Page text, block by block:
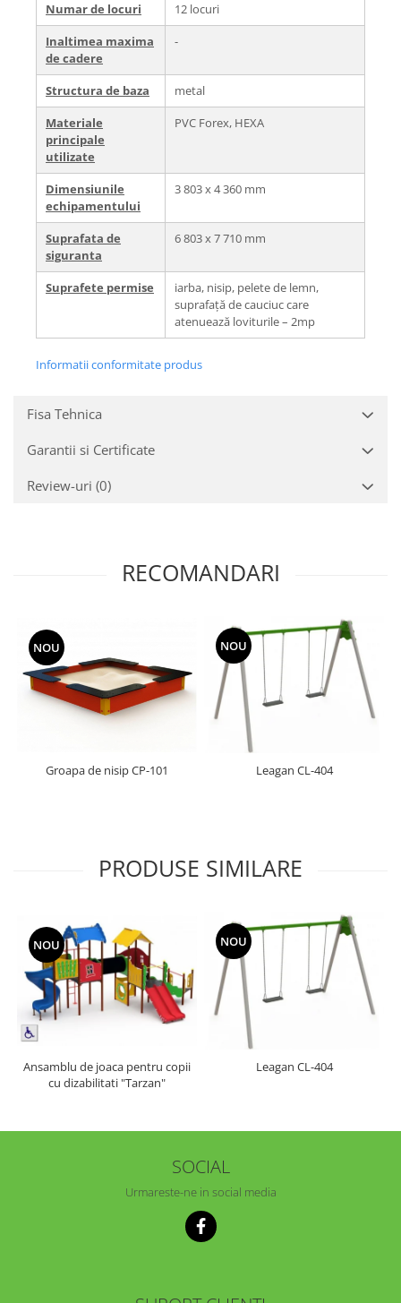
Numar de locuri
12 locuri
Inaltimea maxima
de cadere
-
Structura de baza
metal
Materiale
principale
utilizate
PVC Forex, HEXA
Dimensiunile
echipamentului
3 803 x 4 360 mm
Suprafata de
siguranta
6 803 x 7 710 mm
Suprafete permise
iarba, nisip, pelete de lemn,
suprafață de cauciuc care
atenuează loviturile – 2mp
Informatii conformitate produs
Fisa Tehnica
Garantii si Certificate
Review-uri (0)
RECOMANDARI
NOU
Groapa de nisip CP-101
NOU
Leagan CL-404
PRODUSE SIMILARE
NOU
Ansamblu de joaca pentru copii
cu dizabilitati "Tarzan"
NOU
Leagan CL-404
SOCIAL
Urmareste-ne in social media